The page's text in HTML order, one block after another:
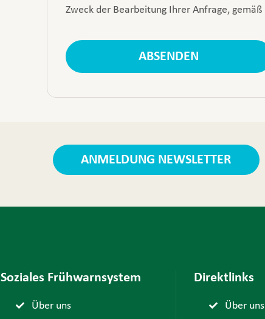
Zweck der Bearbeitung Ihrer Anfrage, gemäß
Bitte nicht ausfüllen
ABSENDEN
ANMELDUNG NEWSLETTER
Soziales Frühwarnsystem
Über uns
Direktlinks
Über uns